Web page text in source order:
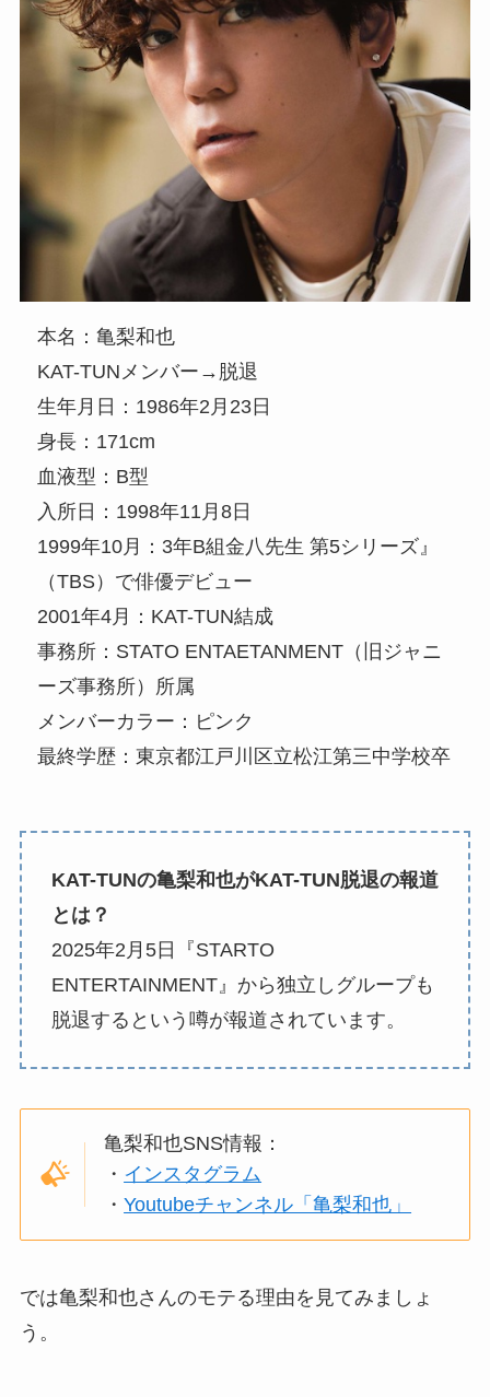
本名：亀梨和也
KAT-TUNメンバー→脱退
生年月日：1986年2月23日
身長：171cm
血液型：B型
入所日：1998年11月8日
1999年10月：3年B組金八先生 第5シリーズ』
（TBS）で俳優デビュー
2001年4月：KAT-TUN結成
事務所：STATO ENTAETANMENT（旧ジャニ
ーズ事務所）所属
メンバーカラー：ピンク
最終学歴：東京都江戸川区立松江第三中学校卒
KAT-TUNの亀梨和也がKAT-TUN脱退の報道
とは？
2025年2月5日『STARTO
ENTERTAINMENT』から独立しグループも
脱退するという噂が報道されています。
亀梨和也SNS情報：
・ インスタグラム
・Youtubeチャンネル「亀梨和也」
では亀梨和也さんのモテる理由を見てみましょ
う。